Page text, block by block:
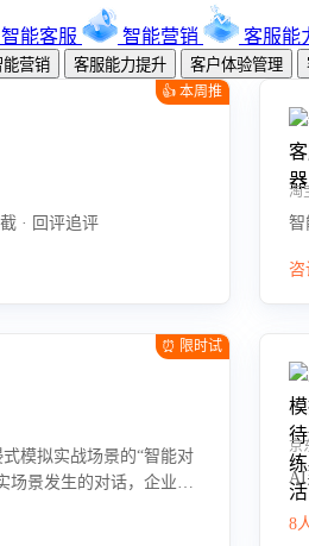
智能客服 智能营销 客服能
能营销 客服能力提升 客户体验管理
👍 本周推
售后智能客服 · 智能建单 · 物流拦截 · 回评追评 智
咨
⏰ 限时试
模拟实战场景的“智能对
场景发生的对话，企业可
AI
8